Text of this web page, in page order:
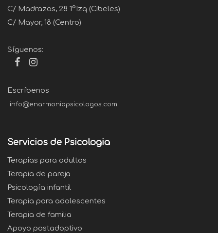
C/ Madrazos, 28 1ºIzq (Cibeles)
C/ Mayor, 18 (Centro)
Síguenos:
Escríbenos
info@enarmoniapsicologos.com
Servicios de Psicologia
Terapias para adultos
Terapia de pareja
Psicología infantil
Terapia para adolescentes
Terapia de familia
Apoyo postadoptivo